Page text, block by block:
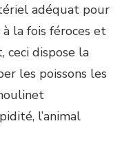
adéquat pour
la fois féroces et
ceci dispose la
les poissons les
l’animal